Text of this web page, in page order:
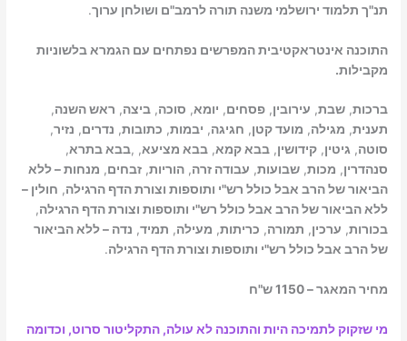
תנ"ך תלמוד ירושלמי משנה תורה לרמב"ם ושולחן ערוך.
התוכנה אינטראקטיבית המפרשים נפתחים עם הגמרא בלשוניות
מקבילות.
ברכות,שבת, עירובין,פסחים, יומא, סוכה,ביצה, ראש השנה,
תענית, מגילה, מועד קטן, חגיגה, יבמות, כתובות, נדרים, נזיר,
סוטה,גיטין,קידושין,בבא קמא,בבא מציעא, ,בבא בתרא,
סנהדרין, מכות,שבועות, עבודה זרה,הוריות,זבחים, מנחות – ללא
הביאור של הרב אבל כולל רש"י ותוספות וצורת הדף הרגילה, חולין –
ללא הביאור של הרב אבל כולל רש"י ותוספות וצורת הדף הרגילה,
בכורות, ערכין, תמורה, כריתות, מעילה, תמיד, נדה – ללא הביאור
של הרב אבל כולל רש"י ותוספות וצורת הדף הרגילה.
מחיר המאגר – 1150 ש"ח
מי שזקוק לתמיכה היות והתוכנה לא עולה, התקליטור סרוט, וכדומה